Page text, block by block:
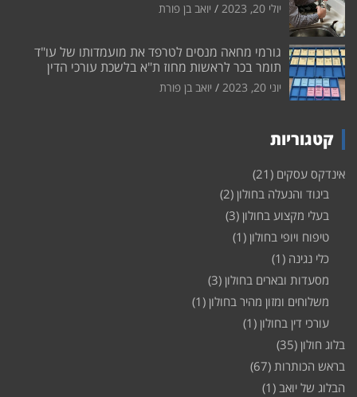
יולי 20, 2023 יואב בן פורת
גורמי מחאה מנסים לטרפד את מועמדותו של עו"ד
תומר בכר לראשות מחוז ת"א בלשכת עורכי הדין
יוני 20, 2023 יואב בן פורת
קטגוריות
אינדקס עסקים (21)
ביגוד והנעלה בחולון (2)
בעלי מקצוע בחולון (3)
טיפוח ויופי בחולון (1)
כלי נגינה (1)
מסעדות ובארים בחולון (3)
משלוחים ומזון מהיר בחולון (1)
עורכי דין בחולון (1)
בלוג חולון (35)
בראש הכותרות (67)
הבלוג של יואב (1)